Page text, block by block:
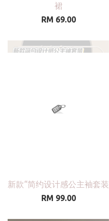
裙
RM 69.00
新款“简约设计感公主袖套装
RM 99.00